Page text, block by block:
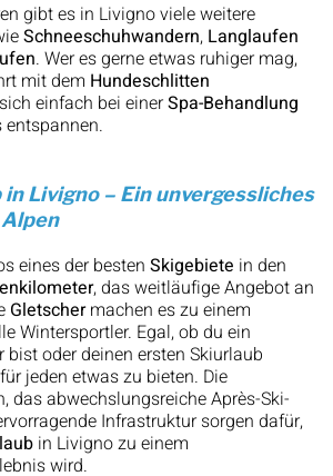
gibt es in Livigno viele weitere
Schneeschuhwandern, Langlaufen
. Wer es gerne etwas ruhiger mag,
mit dem Hundeschlitten
einfach bei einerSpa-Behandlung
entspannen.
in Livigno – Ein unvergessliches
eines der besten Skigebiete in den
, das weitläufige Angebot an
Gletschermachen es zu einem
Wintersportler. Egal, ob du ein
bist oder deinen ersten Skiurlaub
jeden etwas zu bieten. Die
das abwechslungsreiche Après-Ski-
Infrastruktur sorgen dafür,
in Livigno zu einem
wird.